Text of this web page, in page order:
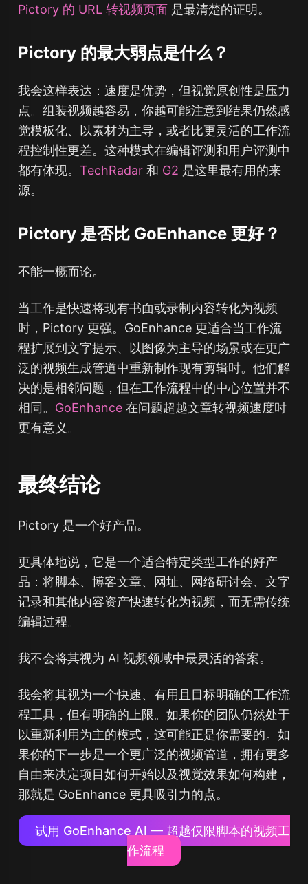
Pictory 的 URL 转视频页面是最清楚的证明。
Pictory 的最大弱点是什么？
我会这样表达：速度是优势，但视觉原创性是压力
点。组装视频越容易，你越可能注意到结果仍然感
觉模板化、以素材为主导，或者比更灵活的工作流
程控制性更差。这种模式在编辑评测和用户评测中
都有体现。 TechRadar和 G2 是这里最有用的来
源。
Pictory 是否比 GoEnhance 更好？
不能一概而论。
当工作是快速将现有书面或录制内容转化为视频
时，Pictory 更强。GoEnhance 更适合当工作流
程扩展到文字提示、以图像为主导的场景或在更广
泛的视频生成管道中重新制作现有剪辑时。他们解
决的是相邻问题，但在工作流程中的中心位置并不
相同。 GoEnhance在问题超越文章转视频速度时
更有意义。
最终结论
Pictory 是一个好产品。
更具体地说，它是一个适合特定类型工作的好产
品：将脚本、博客文章、网址、网络研讨会、文字
记录和其他内容资产快速转化为视频，而无需传统
编辑过程。
我不会将其视为 AI 视频领域中最灵活的答案。
我会将其视为一个快速、有用且目标明确的工作流
程工具，但有明确的上限。如果你的团队仍然处于
以重新利用为主的模式，这可能正是你需要的。如
果你的下一步是一个更广泛的视频管道，拥有更多
自由来决定项目如何开始以及视觉效果如何构建，
那就是 GoEnhance 更具吸引力的点。
试用 GoEnhance AI — 超越仅限脚本的视频工
作流程